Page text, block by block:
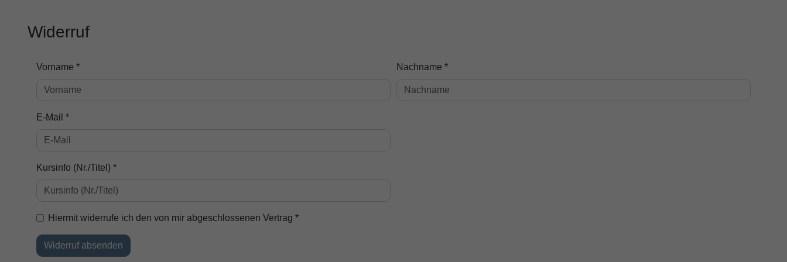
Widerruf
Vorname * Nachname *
E-Mail *
Kursinfo (Nr./Titel) *
Hiermit widerrufe ich den von mir abgeschlossenen Vertrag *
Widerruf absenden